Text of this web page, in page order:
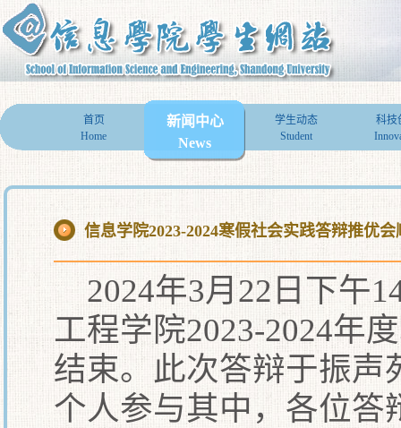
首页
Home
新闻中心
News
学生动态
Student
科技
信息学院2023-2024寒假社会实践答辩推优
2024年3月22日下午
工程学院2023-2024年
结束。此次答辩于振声
个人参与其中，各位答